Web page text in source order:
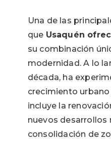
Una de las
que Usaquén
su combinación
modernidad. A lo
década, ha
crecimiento
incluye la
nuevos desarrollos
consolidación de